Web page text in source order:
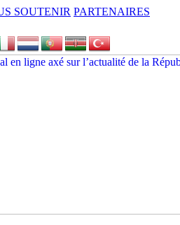
SOUTENIR PARTENAIRES